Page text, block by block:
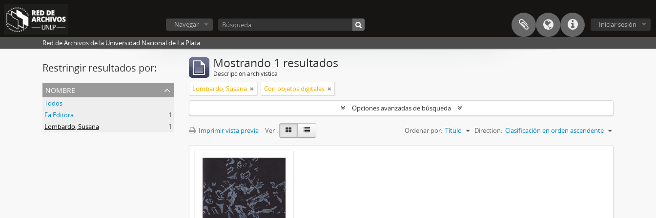
Iniciar sesión
Navegar
Red de Archivos de la Universidad Nacional de La Plata
Restringir resultados por:
nombre
Todos
Fa Editora
1
Lombardo, Susana
1
Mostrando 1 resultados
Descripción archivística
Lombardo, Susana Con objetos digitales
Opciones avanzadas de búsqueda
Imprimir vista previa Ver : Ordenar por: Título Direction: Clasificación en orden ascendente